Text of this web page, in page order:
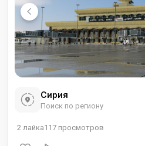
Сирия
Поиск по региону
2 лайка117 просмотров